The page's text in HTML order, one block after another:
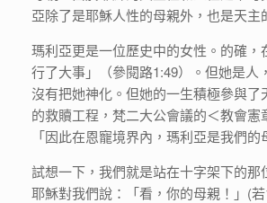
亞除了是耶穌人性的母親外，也是天主
瑪利亞更是一位歷史中的女性。的確，
行了大事」（參閱路1:49）。但她是人
沒有把她神化。但她的一生積極參與了
的救贖工程，梵二大公會議的＜教會憲
「因此在恩寵境界內，瑪利亞是我們的
試想一下，我們就是站在十字架下的那
耶穌對我們說：「看，你的母親！」(